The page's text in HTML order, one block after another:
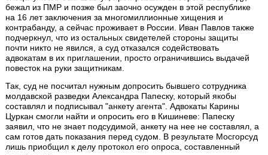
бежал из ПМР и позже был заочно осужден в этой республике
на 16 лет заключения за многомиллионные хищения и
контрабанду, а сейчас проживает в России. Иван Павлов также
подчеркнул, что из остальных свидетелей стороны защиты
почти никто не явился, а суд отказался содействовать
адвокатам в их приглашении, просто ограничившись выдачей
повесток на руки защитникам.
Так, суд не посчитал нужным допросить бывшего сотрудника
молдавской разведки Александра Папеску, который якобы
составлял и подписывал "анкету агента". Адвокаты Карины
Цуркан смогли найти и опросить его в Кишиневе: Папеску
заявил, что не знает подсудимой, анкету на нее не составлял, а
сам готов дать показания перед судом. В результате Мосгорсуд
лишь приобщил к делу протокол его опроса, составленный